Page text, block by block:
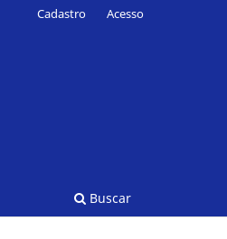
Buscar
Cadastro Acesso